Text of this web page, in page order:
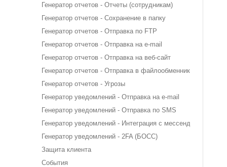
Генератор отчетов - Отчеты (сотрудникам)
Генератор отчетов - Сохранение в папку
Генератор отчетов - Отправка по FTP
Генератор отчетов - Отправка на e-mail
Генератор отчетов - Отправка на веб-сайт
Генератор отчетов - Отправка в файлообменник
Генератор отчетов - Угрозы
Генератор уведомлений - Отправка на e-mail
Генератор уведомлений - Отправка по SMS
Генератор уведомлений - Интеграция с мессенджерами
Генератор уведомлений - 2FA (БОСС)
Защита клиента
События